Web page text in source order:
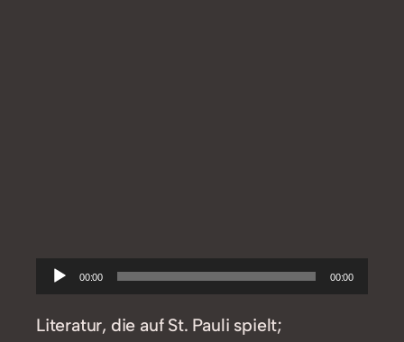
Audio-
Player
00:00 00:00
Literatur, die auf St. Pauli spielt;